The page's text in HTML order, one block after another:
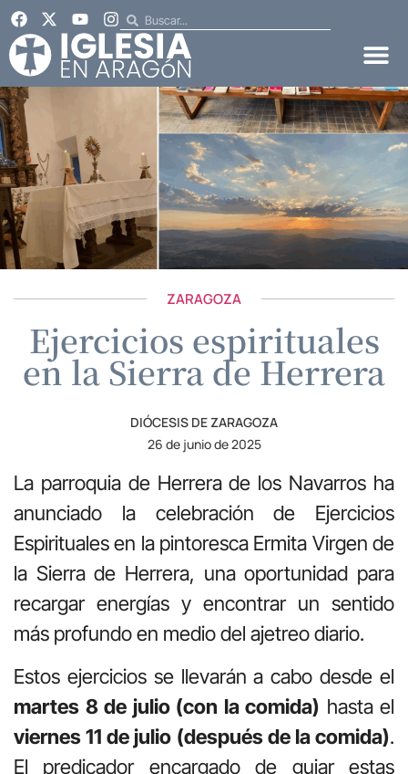
ZARAGOZA
Ejercicios espirituales
en la Sierra de Herrera
DIÓCESIS DE ZARAGOZA
26 de junio de 2025
La parroquia de Herrera de los Navarros ha
anunciado la celebración de Ejercicios
Espirituales en la pintoresca Ermita Virgen de
la Sierra de Herrera, una oportunidad para
recargar energías y encontrar un sentido
más profundo en medio del ajetreo diario.
Estos ejercicios se llevarán a cabo desde el
martes 8 de julio (con la comida) hasta el
viernes 11 de julio (después de la comida).
El predicador encargado de guiar estas